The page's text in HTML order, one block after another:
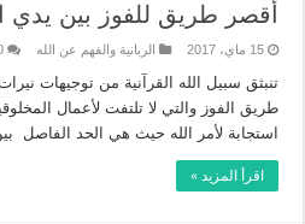
أقصر طريق للفوز بين يدي
15 ماي، 2017 الربانية والفهم عن الله
تنبثق سبيل الله القرآنية من توجيهات
طريق الفوز والتي لا تلتفت لأعمال
استجابة لأمر الله حيث هي الحد الفاصل
اقرأ المزيد »